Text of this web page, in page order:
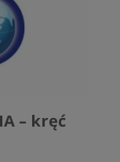
– kręć